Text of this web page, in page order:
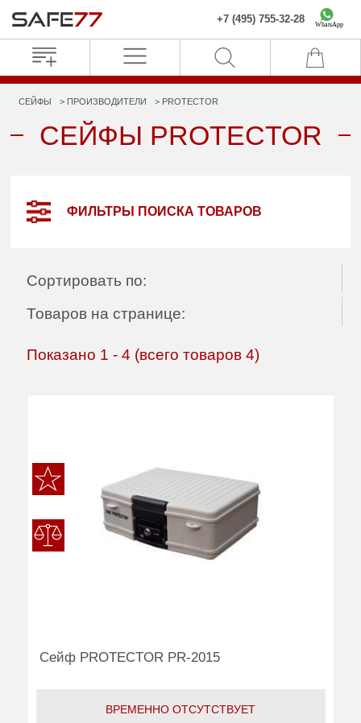
+7 (495) 755-32-28 WhatsApp
СЕЙФЫ ПРОИЗВОДИТЕЛИ PROTECTOR
СЕЙФЫ PROTECTOR
ФИЛЬТРЫ ПОИСКА ТОВАРОВ
Сортировать по:
Товаров на странице:
Показано 1 -4 (всего товаров 4)
Сейф PROTECTOR PR-2015
ВРЕМЕННО ОТСУТСТВУЕТ